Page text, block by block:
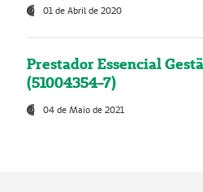
01 de Abril de 2020
Prestador Essencial
(51004354-7)
04 de Maio de 2021